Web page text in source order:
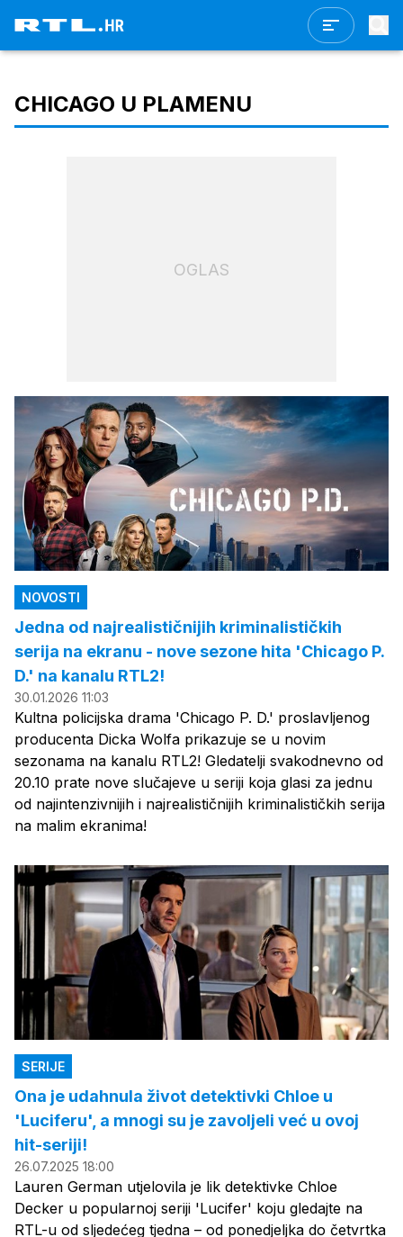
CHICAGO U PLAMENU
OGLAS
NOVOSTI
Jedna od najrealističnijih kriminalističkih
serija na ekranu - nove sezone hita 'Chicago P.
D.' na kanalu RTL2!
30.01.2026 11:03
Kultna policijska drama 'Chicago P. D.' proslavljenog
producenta Dicka Wolfa prikazuje se u novim
sezonama na kanalu RTL2! Gledatelji svakodnevno od
20.10 prate nove slučajeve u seriji koja glasi za jednu
od najintenzivnijih i najrealističnijih kriminalističkih serija
na malim ekranima!
SERIJE
Ona je udahnula život detektivki Chloe u
'Luciferu', a mnogi su je zavoljeli već u ovoj
hit-seriji!
26.07.2025 18:00
Lauren German utjelovila je lik detektivke Chloe
Decker u popularnoj seriji 'Lucifer' koju gledajte na
RTL-u od sljedećeg tjedna – od ponedjeljka do četvrtka